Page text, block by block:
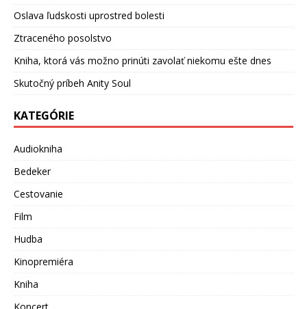
Oslava ľudskosti uprostred bolesti
Ztraceného posolstvo
Kniha, ktorá vás možno prinúti zavolať niekomu ešte dnes
Skutočný príbeh Anity Soul
KATEGÓRIE
Audiokniha
Bedeker
Cestovanie
Film
Hudba
Kinopremiéra
Kniha
Koncert